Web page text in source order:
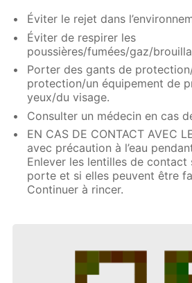
Éviter le rejet dans
Éviter de respirer les
poussières/fumées/gaz/
Porter des gants de
protection/un équipement de
yeux/du visage.
Consulter un médecin en cas
EN CAS DE CONTACT AVEC
avec précaution à l’eau
Enlever les lentilles de contact
porte et si elles peuvent être
Continuer à rincer.